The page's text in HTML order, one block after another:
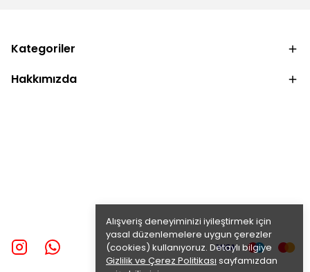
Alışveriş deneyiminizi iyileştirmek için
yasal düzenlemelere uygun çerezler
(cookies) kullanıyoruz. Detaylı bilgiye
Gizlilik ve Çerez Politikası sayfamızdan
Kategoriler
Hakkımızda